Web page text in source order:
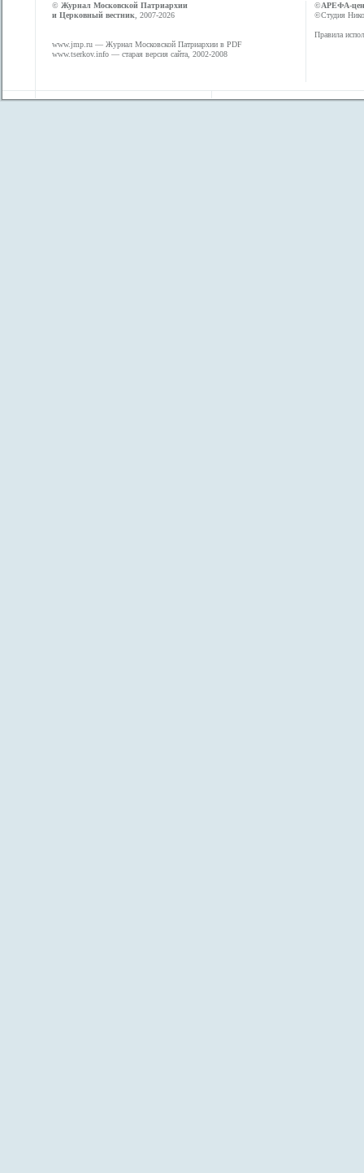
© Журнал Московской Патриархии
и Церковный вестник , 2007-2026
www.jmp.ru — Журнал Московской Патриархии в PDF
www.tserkov.info — старая версия сайта, 2002-2008
©АРЕФА-
©Студия
Правила